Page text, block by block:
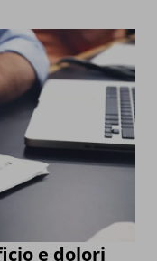
e dolori